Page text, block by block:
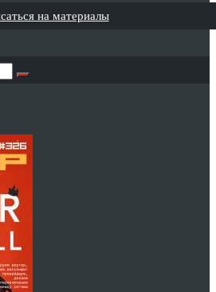
на материалы